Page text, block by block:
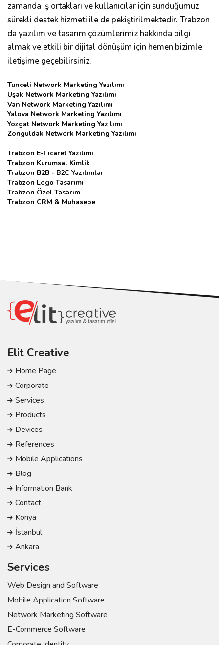
zamanda iş ortakları ve kullanıcılar için sunduğumuz
sürekli destek hizmeti ile de pekiştirilmektedir. Trabzon
da yazılım ve tasarım çözümlerimiz hakkında bilgi
almak ve etkili bir dijital dönüşüm için hemen bizimle
iletişime geçebilirsiniz.
Tunceli Network Marketing Yazılımı
Uşak Network Marketing Yazılımı
Van Network Marketing Yazılımı
Yalova Network Marketing Yazılımı
Yozgat Network Marketing Yazılımı
Zonguldak Network Marketing Yazılımı
Trabzon E-Ticaret Yazılımı
Trabzon Kurumsal Kimlik
Trabzon B2B - B2C Yazılımlar
Trabzon Logo Tasarımı
Trabzon Özel Tasarım
Trabzon CRM & Muhasebe
Elit Creative
Home Page
Corporate
Services
Products
Devices
References
Mobile Applications
Blog
Information Bank
Contact
Konya
İstanbul
Ankara
Services
Web Design and Software
Mobile Application Software
Network Marketing Software
E-Commerce Software